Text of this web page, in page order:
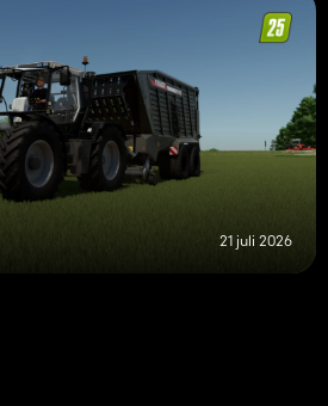
21 juli 2026